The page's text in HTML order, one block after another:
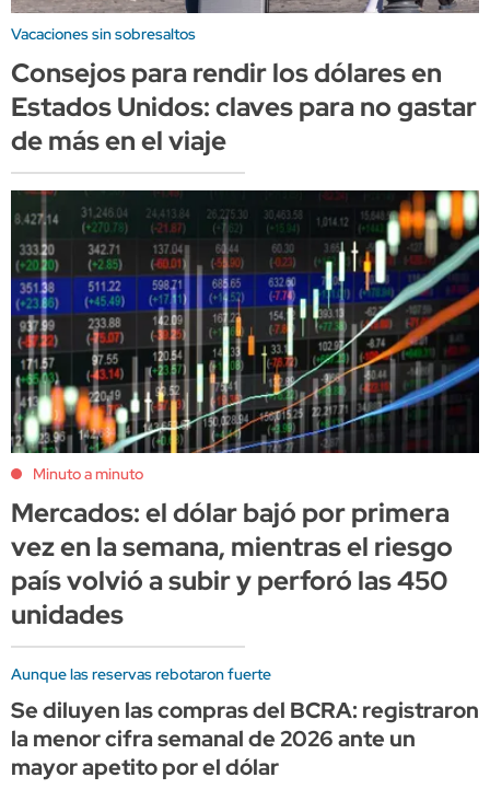
Vacaciones sin sobresaltos
Consejos para rendir los dólares en
Estados Unidos: claves para no gastar
de más en el viaje
Minuto a minuto
Mercados: el dólar bajó por primera
vez en la semana, mientras el riesgo
país volvió a subir y perforó las 450
unidades
Aunque las reservas rebotaron fuerte
Se diluyen las compras del BCRA: registraron
la menor cifra semanal de 2026 ante un
mayor apetito por el dólar